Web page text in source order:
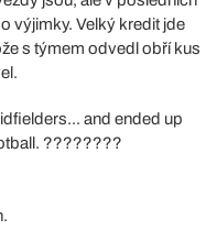
výjimky. Velký kredit jde
s týmem odvedl obří kus
and ended up
????????